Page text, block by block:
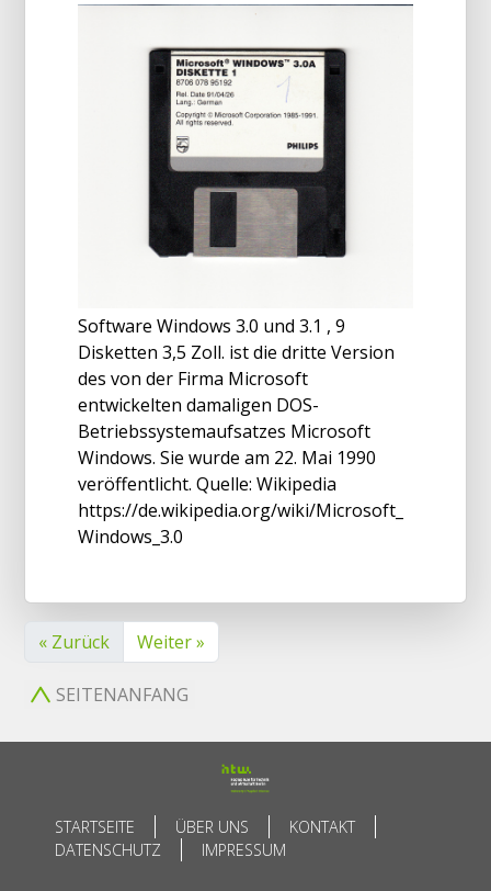
Software Windows 3.0 und 3.1 , 9
Disketten 3,5 Zoll. ist die dritte Version
des von der Firma Microsoft
entwickelten damaligen DOS-
Betriebssystemaufsatzes Microsoft
Windows. Sie wurde am 22. Mai 1990
veröffentlicht. Quelle: Wikipedia
https://de.wikipedia.org/wiki/Microsoft_
Windows_3.0
« Zurück Weiter »
SEITENANFANG
STARTSEITE ÜBER UNS
KONTAKT
DATENSCHUTZ
IMPRESSUM